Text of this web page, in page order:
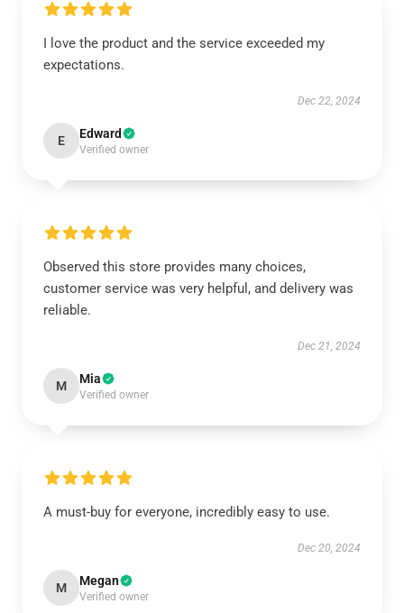
I love the product and the service exceeded my
expectations.
Dec 22, 2024
E Edward
Verified owner
Observed this store provides many choices,
customer service was very helpful, and delivery was
reliable.
Dec 21, 2024
M Mia
Verified owner
A must-buy for everyone, incredibly easy to use.
Dec 20, 2024
M Megan
Verified owner